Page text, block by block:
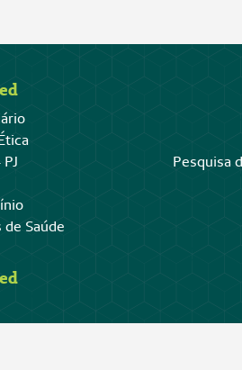
Saúde
Pesquisa